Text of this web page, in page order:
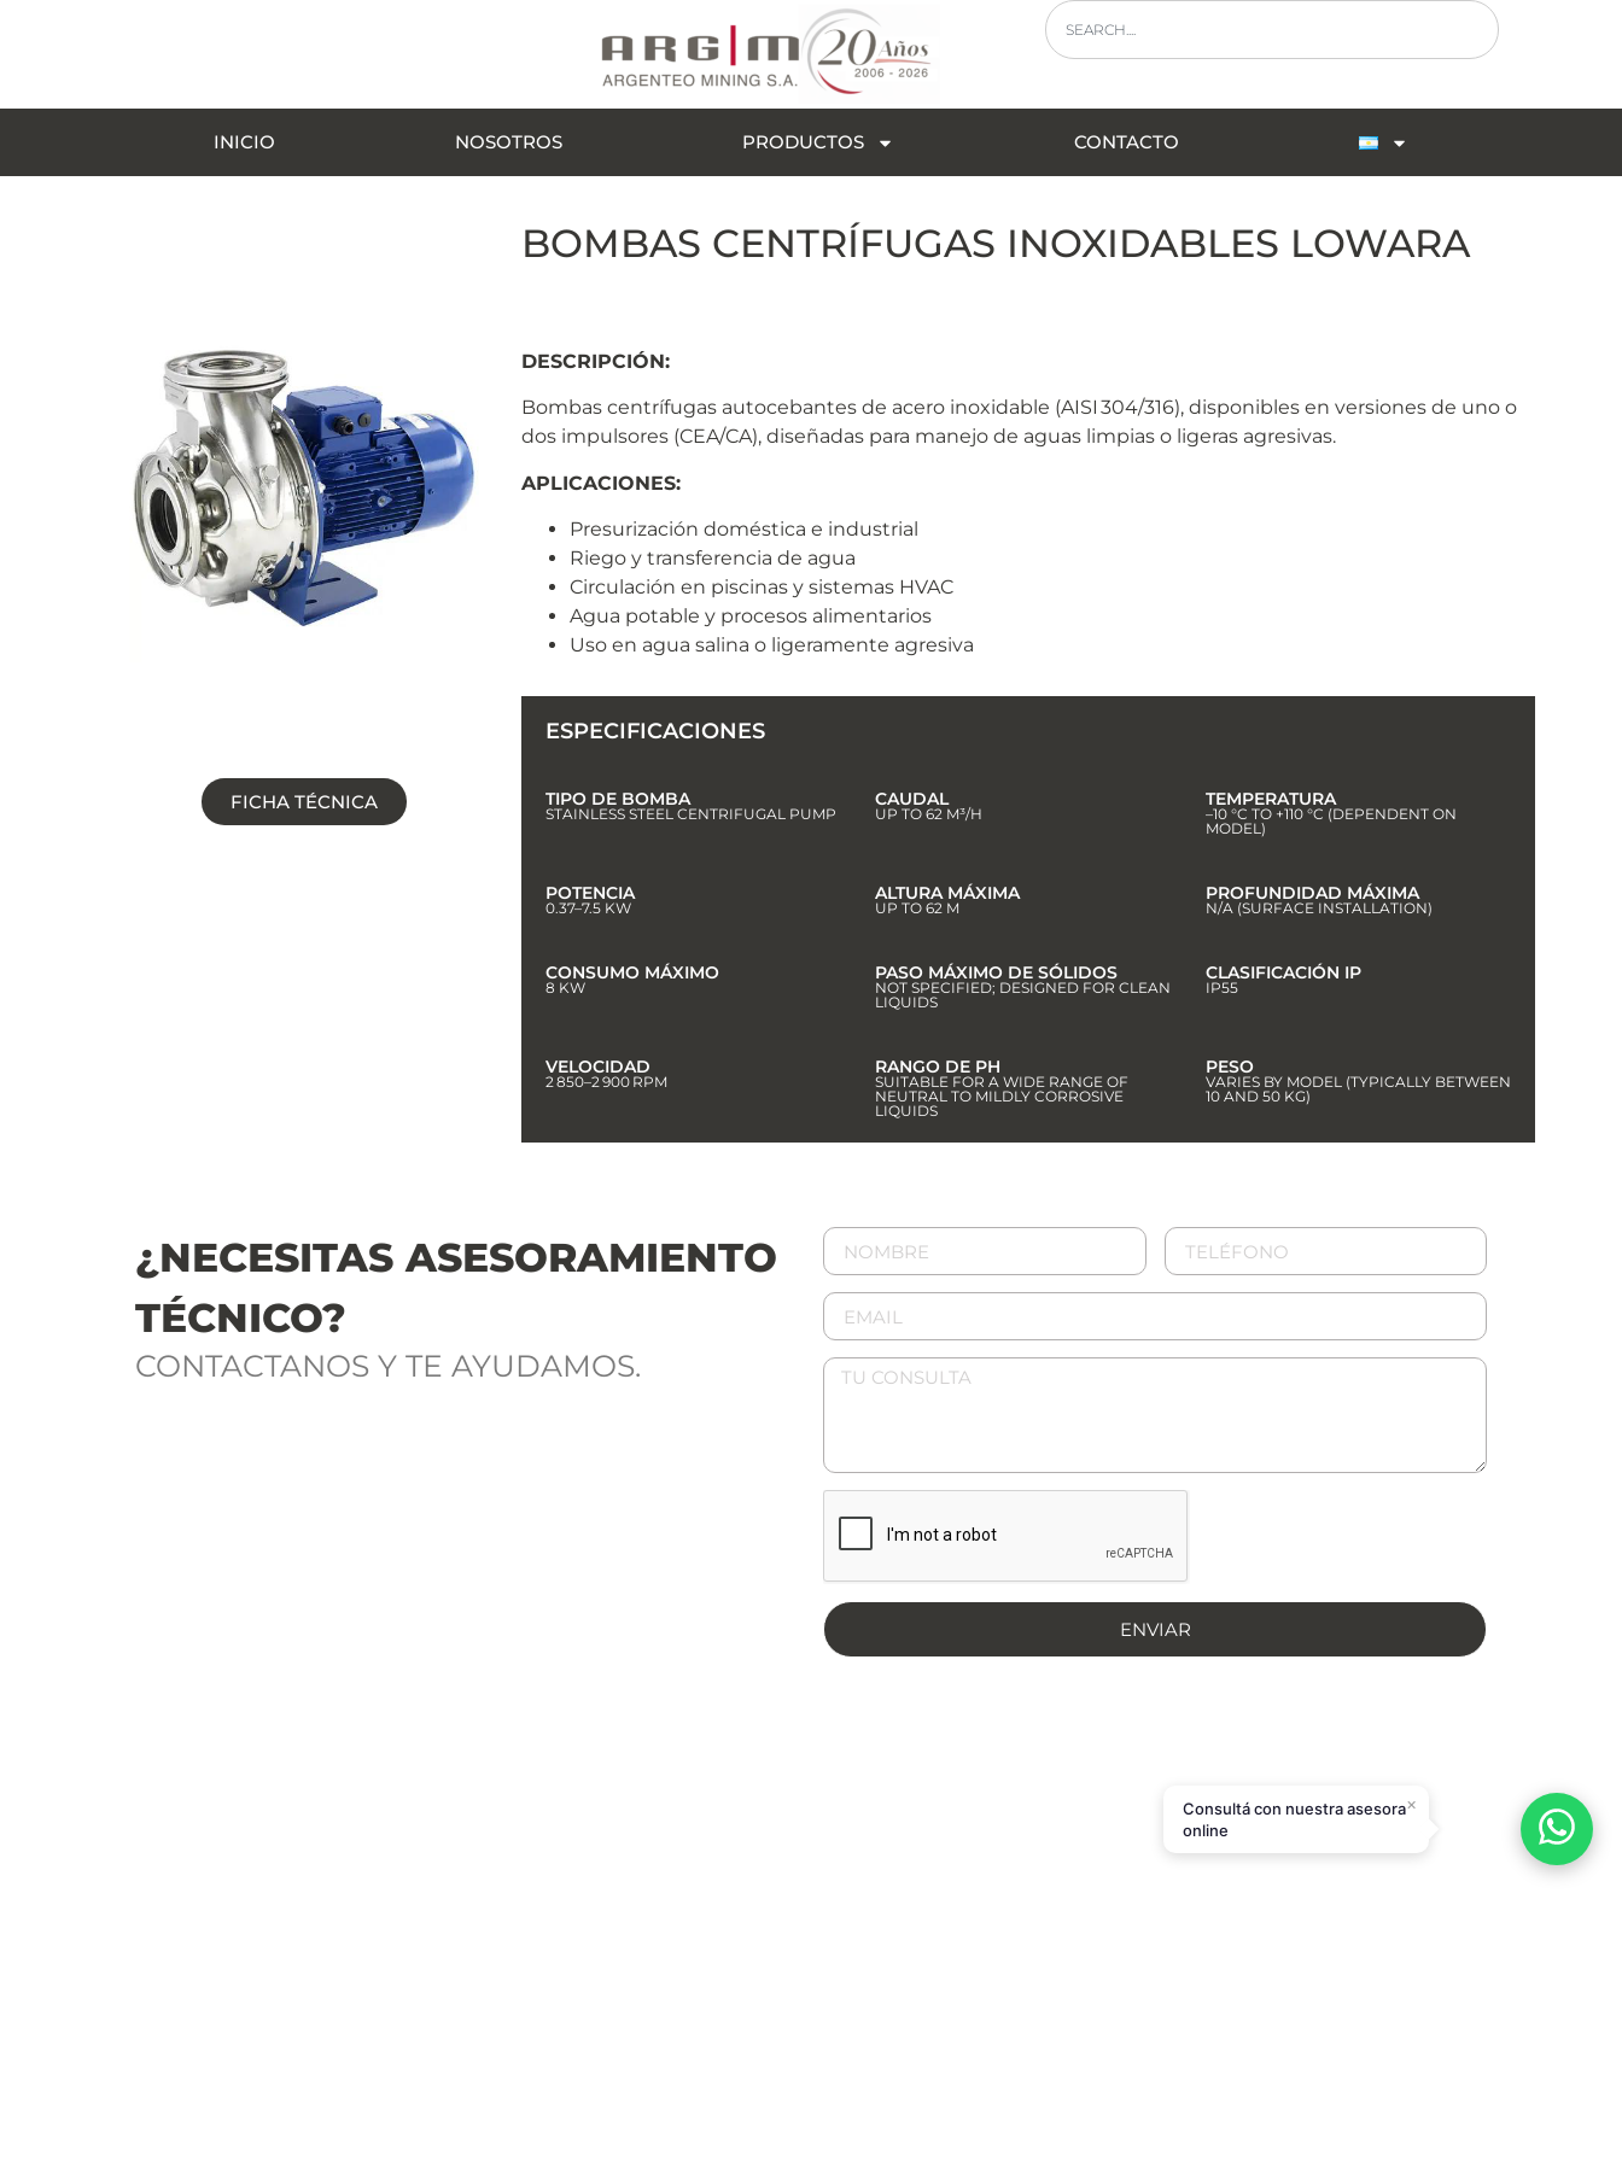
INICIO NOSOTROS PRODUCTOS CONTACTO
FICHA TÉCNICA
BOMBAS CENTRÍFUGAS INOXIDABLES​ LOWARA
DESCRIPCIÓN:
Bombas centrífugas autocebantes de acero inoxidable (AISI 304/316), disponibles en versiones de uno o
dos impulsores (CEA/CA), diseñadas para manejo de aguas limpias o ligeras agresivas.
APLICACIONES:
Presurización doméstica e industrial
Riego y transferencia de agua
Circulación en piscinas y sistemas HVAC
Agua potable y procesos alimentarios
Uso en agua salina o ligeramente agresiva
ESPECIFICACIONES
TIPO DE BOMBA
STAINLESS STEEL CENTRIFUGAL PUMP
CAUDAL
UP TO 62 M³/H
TEMPERATURA
–10 °C TO +110 °C (DEPENDENT ON
MODEL)
POTENCIA
0.37–7.5 KW
ALTURA MÁXIMA
UP TO 62 M
PROFUNDIDAD MÁXIMA
N/A (SURFACE INSTALLATION)
CONSUMO MÁXIMO
8 KW
PASO MÁXIMO DE SÓLIDOS
NOT SPECIFIED; DESIGNED FOR CLEAN
LIQUIDS
CLASIFICACIÓN IP
IP55
VELOCIDAD
2 850–2 900 RPM
RANGO DE PH
SUITABLE FOR A WIDE RANGE OF
NEUTRAL TO MILDLY CORROSIVE
LIQUIDS
PESO
VARIES BY MODEL (TYPICALLY BETWEEN
10 AND 50 KG)
¿NECESITAS ASESORAMIENTO
TÉCNICO?
CONTACTANOS Y TE AYUDAMOS.
ENVIAR
Consultá con nuestra asesora
online
×